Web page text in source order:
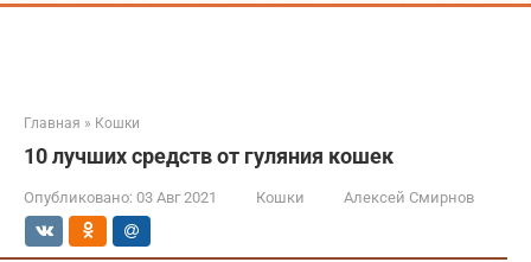
Главная » Кошки
10 лучших средств от гуляния кошек
Опубликовано: 03 Авг 2021 Кошки Алексей Смирнов